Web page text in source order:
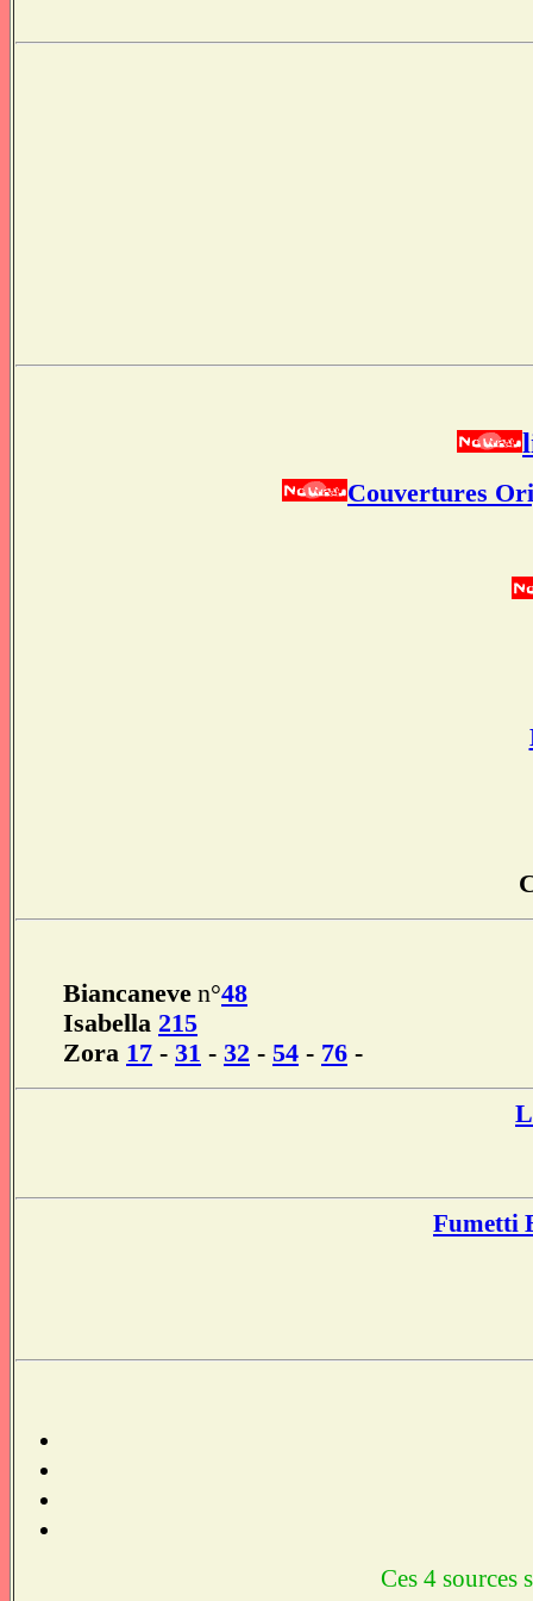
Couvertures
Biancaneve n°48
Isabella 215
Zora 17 - 31 - 32 - 54 - 76 -
Fumetti
Ces 4 sources